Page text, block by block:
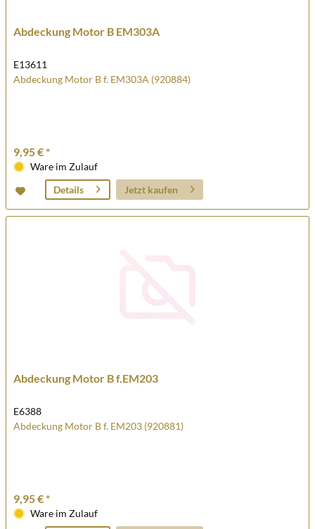
Abdeckung Motor B EM303A
E13611
Abdeckung Motor B f. EM303A (920884)
9,95 € *
Ware im Zulauf
Details
Jetzt kaufen
Abdeckung Motor B f.EM203
E6388
Abdeckung Motor B f. EM203 (920881)
9,95 € *
Ware im Zulauf